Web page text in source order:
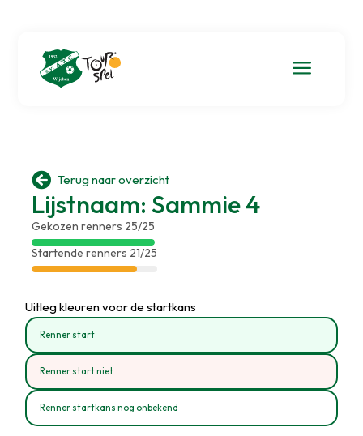
a
 Terug naar overzicht
Lijstnaam: Sammie 4
Gekozen renners 25/25
Startende renners 21/25
Uitleg kleuren voor de startkans
Renner start
Renner start niet
Renner startkans nog onbekend